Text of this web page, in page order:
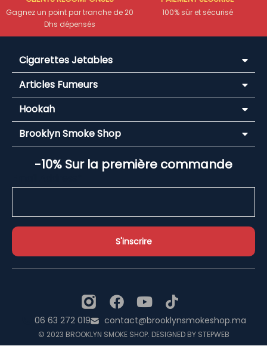
Gagnez un point par tranche de 20
Dhs dépensés
100% sûr et sécurisé
Cigarettes Jetables
Articles Fumeurs
Hookah
Brooklyn Smoke Shop
-10% Sur la première commande
© 2023 BROOKLYN SMOKE SHOP. DESIGNED BY STEPWEB
06 63 272 019 contact@brooklynsmokeshop.ma